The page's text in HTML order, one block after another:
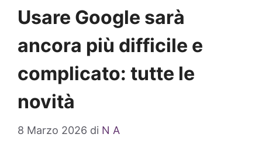
Usare Google sarà
ancora più difficile e
complicato: tutte le
novità
8 Marzo 2026 di N A